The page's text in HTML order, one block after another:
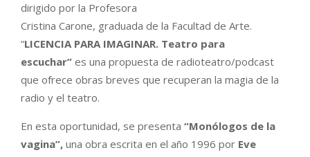
dirigido por la Profesora
Cristina Carone, graduada de la Facultad de Arte.
“LICENCIA PARA IMAGINAR. Teatro para
escuchar” es una propuesta de radioteatro/podcast
que ofrece obras breves que recuperan la magia de la
radio y el teatro.
En esta oportunidad, se presenta “Monólogos de la
vagina”, una obra escrita en el año 1996 por Eve